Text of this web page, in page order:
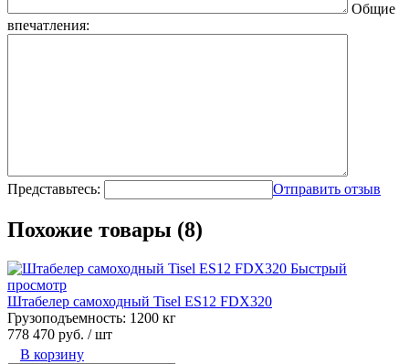
Общие
впечатления:
Представьтесь: Отправить отзыв
Похожие товары (8)
Быстрый
просмотр
Штабелер самоходный Tisel ES12 FDX320
Грузоподъемность: 1200 кг
778 470 руб. / шт
В корзину